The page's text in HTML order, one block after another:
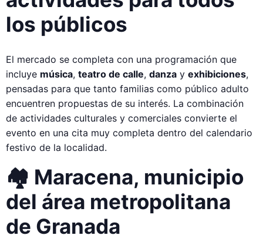
los públicos
El mercado se completa con una programación que
incluye música, teatro de calle, danza y exhibiciones,
pensadas para que tanto familias como público adulto
encuentren propuestas de su interés. La combinación
de actividades culturales y comerciales convierte el
evento en una cita muy completa dentro del calendario
festivo de la localidad.
🏘️ Maracena, municipio
del área metropolitana
de Granada